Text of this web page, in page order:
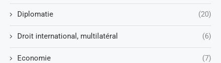
Diplomatie (20)
Droit international, multilatéral (6)
Economie (7)